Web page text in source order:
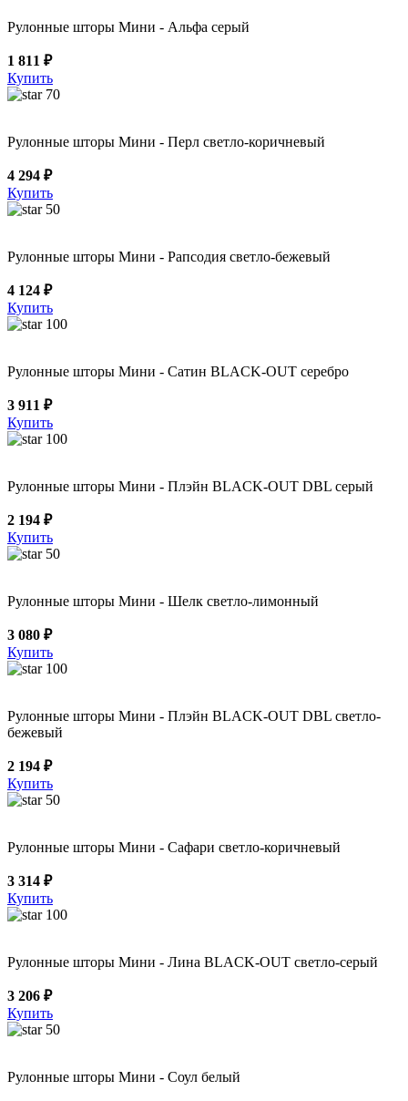
Рулонные шторы Мини - Альфа серый
1 811 ₽
Купить
70
Рулонные шторы Мини - Перл светло-коричневый
4 294 ₽
Купить
50
Рулонные шторы Мини - Рапсодия светло-бежевый
4 124 ₽
Купить
100
Рулонные шторы Мини - Сатин BLACK-OUT серебро
3 911 ₽
Купить
100
Рулонные шторы Мини - Плэйн BLACK-OUT DBL серый
2 194 ₽
Купить
50
Рулонные шторы Мини - Шелк светло-лимонный
3 080 ₽
Купить
100
Рулонные шторы Мини - Плэйн BLACK-OUT DBL светло-
бежевый
2 194 ₽
Купить
50
Рулонные шторы Мини - Сафари светло-коричневый
3 314 ₽
Купить
100
Рулонные шторы Мини - Лина BLACK-OUT светло-серый
3 206 ₽
Купить
50
Рулонные шторы Мини - Соул белый